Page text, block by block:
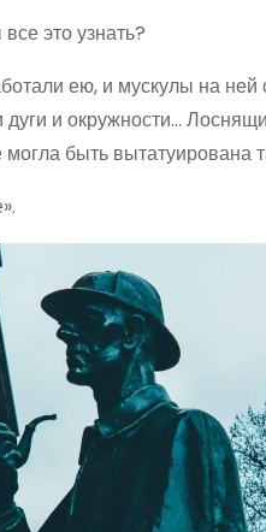
это узнать?
ею, и мускулы на ней
и окружности…
быть вытатуирована